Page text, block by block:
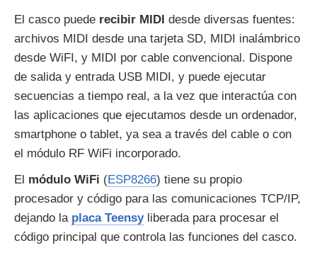
El casco puede recibir MIDI desde diversas fuentes:
archivos MIDI desde una tarjeta SD, MIDI inalámbrico
desde WiFI, y MIDI por cable convencional. Dispone
de salida y entrada USB MIDI, y puede ejecutar
secuencias a tiempo real, a la vez que interactúa con
las aplicaciones que ejecutamos desde un ordenador,
smartphone o tablet, ya sea a través del cable o con
el módulo RF WiFi incorporado.
El módulo WiFi (ESP8266) tiene su propio
procesador y código para las comunicaciones TCP/IP,
dejando la placa Teensyliberada para procesar el
código principal que controla las funciones del casco.